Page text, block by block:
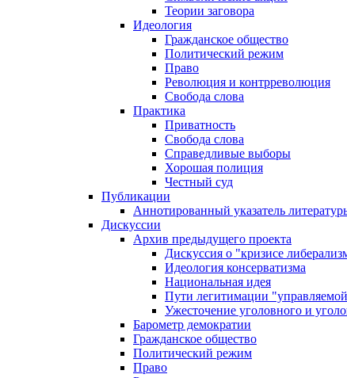
Теории заговора
Идеология
Гражданское общество
Политический режим
Право
Революция и контрреволюция
Свобода слова
Практика
Приватность
Свобода слова
Справедливые выборы
Хорошая полиция
Честный суд
Публикации
Аннотированный указатель
Дискуссии
Архив предыдущего проекта
Дискуссия о "кризисе
Идеология консерватизма
Национальная идея
Пути легитимации
Ужесточение уголовного и
Барометр демократии
Гражданское общество
Политический режим
Право